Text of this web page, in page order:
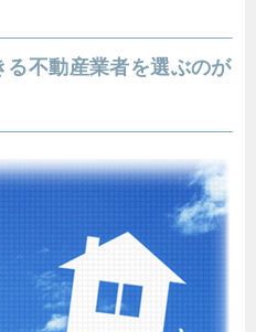
不動産業者を選ぶのが